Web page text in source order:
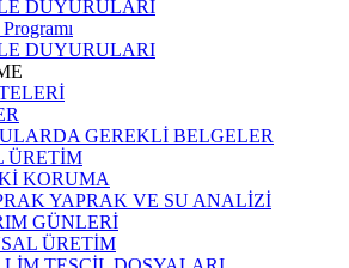
DUYURULARI
DUYURULARI
GEREKLİ BELGELER
ÜRETİM
KORUMA
YAPRAK VE SU ANALİZİ
GÜNLERİ
ÜRETİM